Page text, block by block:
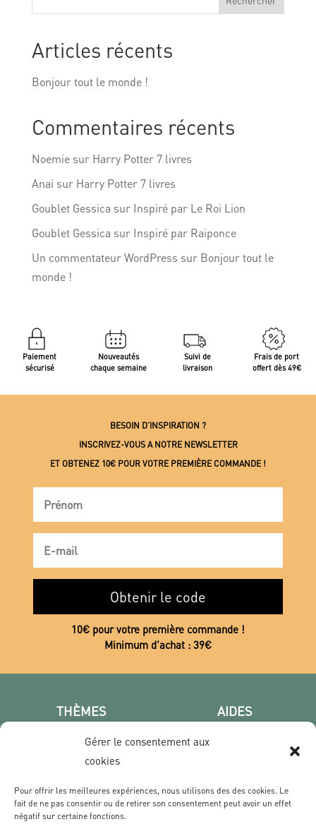
Gérer le consentement aux
cookies
Pour offrir les meilleures expériences, nous utilisons des des cookies. Le
fait de ne pas consentir ou de retirer son consentement peut avoir un effet
négatif sur certaine fonctions.
Articles récents
Bonjour tout le monde !
Commentaires récents
Noemiesur Harry Potter 7 livres
Anai sur Harry Potter 7 livres
Goublet Gessica sur Inspiré par Le Roi Lion
Goublet Gessica sur Inspiré par Raiponce
Un commentateur WordPress sur Bonjour tout le
monde !
Paiement
sécurisé
Nouveautés
chaque semaine
Suivi de
livraison
Frais de port
offert dès 49€
BESOIN D’INSPIRATION ?
INSCRIVEZ-VOUS A NOTRE NEWSLETTER
ET OBTENEZ 10€ POUR VOTRE PREMIÈRE COMMANDE !
Obtenir le code
10€ pour votre première commande !
Minimum d’achat : 39€
THÈMES
Poster photo
Les villes
Film & Série
AIDES